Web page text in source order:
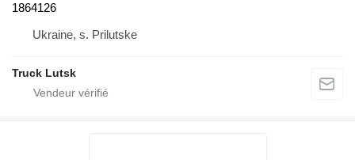
1864126
Ukraine, s. Prilutske
Truck Lutsk